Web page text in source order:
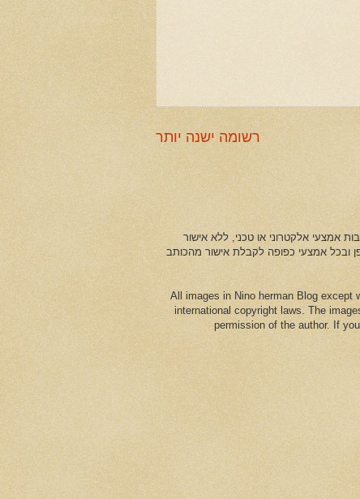
רשומה ישנה יותר
אמצעי אלקטרוני או טכני, ללא אישור
ובכל אמצעי כפופה לקבלת אישור מהכותב
All images in Nino herman Blog except
international copyright laws. The
permission of the author. If